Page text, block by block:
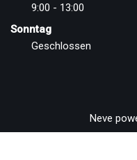
9:00 - 13:00
Sonntag
Geschlossen
Neve